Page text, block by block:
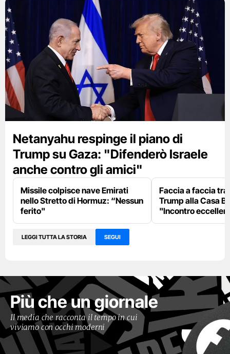
Netanyahu respinge il piano di
Trump su Gaza: "Difenderò Israele
anche contro gli amici"
Missile colpisce nave Emirati
nello Stretto di Hormuz: “Nessun
ferito"
Faccia a faccia
Trump alla Casa
"Incontro
LEGGI TUTTA LA STORIA SEGUI
Più che un giornale
Il media che racconta il tempo in cui
viviamo con occhi moderni